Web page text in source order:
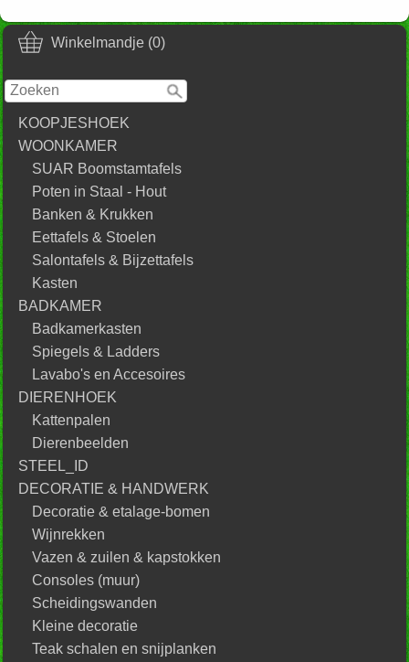
Winkelmandje (0)
KOOPJESHOEK
WOONKAMER
SUAR Boomstamtafels
Poten in Staal - Hout
Banken & Krukken
Eettafels & Stoelen
Salontafels & Bijzettafels
Kasten
BADKAMER
Badkamerkasten
Spiegels & Ladders
Lavabo's en Accesoires
DIERENHOEK
Kattenpalen
Dierenbeelden
STEEL_ID
DECORATIE & HANDWERK
Decoratie & etalage-bomen
Wijnrekken
Vazen & zuilen & kapstokken
Consoles (muur)
Scheidingswanden
Kleine decoratie
Teak schalen en snijplanken